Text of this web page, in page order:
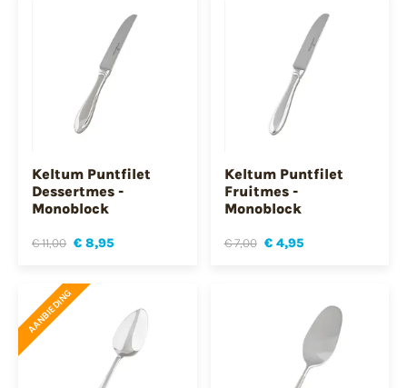
Keltum Puntfilet
Dessertmes -
Monoblock
€ 11,00 € 8,95
Keltum Puntfilet
Fruitmes -
Monoblock
€ 7,00 € 4,95
AANBIEDING